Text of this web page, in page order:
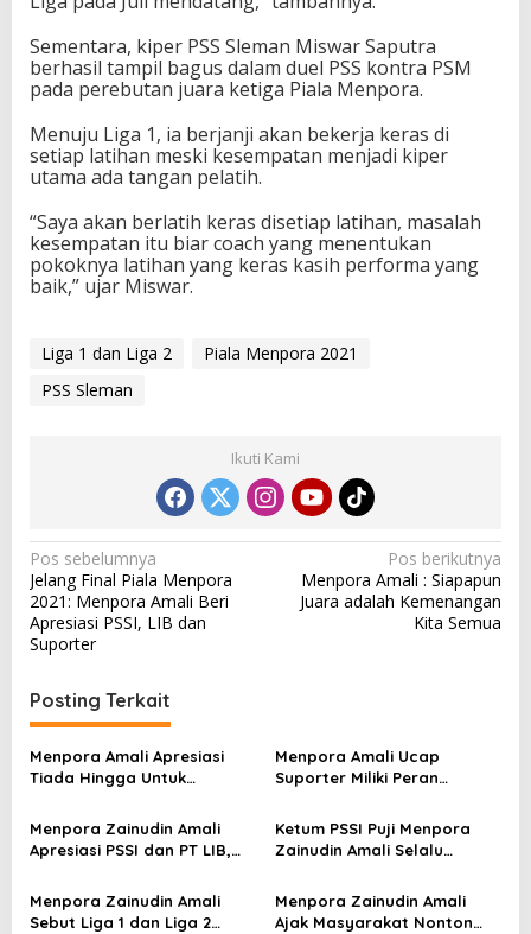
L
g
a
2
Sementara, kiper PSS Sleman Miswar Saputra
berhasil tampil bagus dalam duel PSS kontra PSM
pada perebutan juara ketiga Piala Menpora.
Menuju Liga 1, ia berjanji akan bekerja keras di
setiap latihan meski kesempatan menjadi kiper
utama ada tangan pelatih.
“Saya akan berlatih keras disetiap latihan, masalah
kesempatan itu biar coach yang menentukan
pokoknya latihan yang keras kasih performa yang
baik,” ujar Miswar.
Liga 1 dan Liga 2
Piala Menpora 2021
PSS Sleman
Ikuti Kami
N
a
v
i
g
a
s
i
p
o
s
Pos sebelumnya
Jelang Final Piala Menpora
2021: Menpora Amali Beri
Apresiasi PSSI, LIB dan
Suporter
Pos berikutnya
Menpora Amali : Siapapun
Juara adalah Kemenangan
Kita Semua
Posting Terkait
Menpora Amali Apresiasi
Tiada Hingga Untuk
Menpora Amali Ucap
Suporter Miliki Peran
Turnamen
Menpora Zainudin Amali
Apresiasi PSSI dan PT LIB,
Menggulirkan Kompetisi
Ketum PSSI Puji Menpora
Zainudin Amali Selalu
Penyelengaraan Sepakbola
Menpora Zainudin Amali
Sebut Liga 1 dan Liga 2
Menpora Zainudin Amali
Ajak Masyarakat Nonton